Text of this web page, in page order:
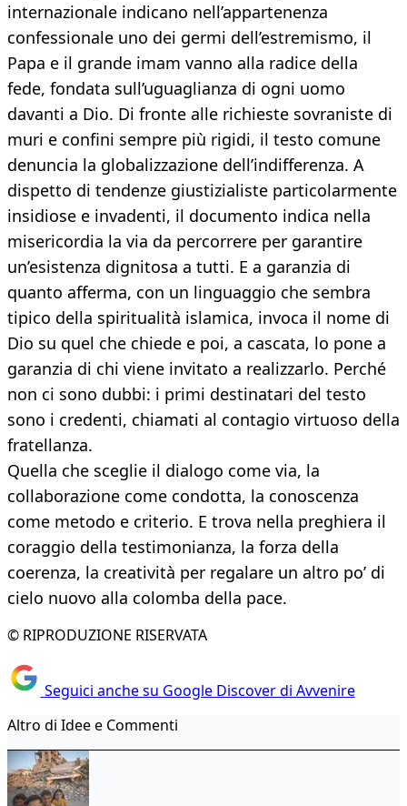
internazionale indicano nell’appartenenza
confessionale uno dei germi dell’estremismo, il
Papa e il grande imam vanno alla radice della
fede, fondata sull’uguaglianza di ogni uomo
davanti a Dio. Di fronte alle richieste sovraniste di
muri e confini sempre più rigidi, il testo comune
denuncia la globalizzazione dell’indifferenza. A
dispetto di tendenze giustizialiste particolarmente
insidiose e invadenti, il documento indica nella
misericordia la via da percorrere per garantire
un’esistenza dignitosa a tutti. E a garanzia di
quanto afferma, con un linguaggio che sembra
tipico della spiritualità islamica, invoca il nome di
Dio su quel che chiede e poi, a cascata, lo pone a
garanzia di chi viene invitato a realizzarlo. Perché
non ci sono dubbi: i primi destinatari del testo
sono i credenti, chiamati al contagio virtuoso della
fratellanza.
Quella che sceglie il dialogo come via, la
collaborazione come condotta, la conoscenza
come metodo e criterio. E trova nella preghiera il
coraggio della testimonianza, la forza della
coerenza, la creatività per regalare un altro po’ di
cielo nuovo alla colomba della pace.
© RIPRODUZIONE RISERVATA
Seguici anche su Google Discover di Avvenire
Altro di Idee e Commenti